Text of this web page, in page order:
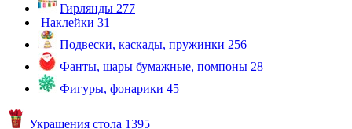
Гирлянды 277
Наклейки 31
Подвески, каскады, пружинки 256
Фанты, шары бумажные, помпоны 28
Фигуры, фонарики 45
Украшения стола 1395